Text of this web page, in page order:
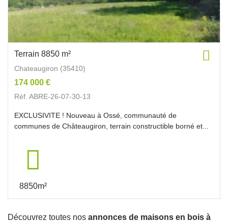
Terrain 8850 m²
Chateaugiron (35410)
174 000 €
Réf. ABRE-26-07-30-13
EXCLUSIVITE ! Nouveau à Ossé, communauté de
communes de Châteaugiron, terrain constructible borné et...
8850m²
Découvrez toutes nos annonces de maisons en bois à